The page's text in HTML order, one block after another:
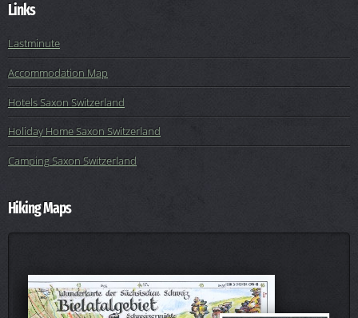
Links
Lastminute
Accommodation Map
Hotels Saxon Switzerland
Holiday Home Saxon Switzerland
Camping Saxon Switzerland
Hiking Maps